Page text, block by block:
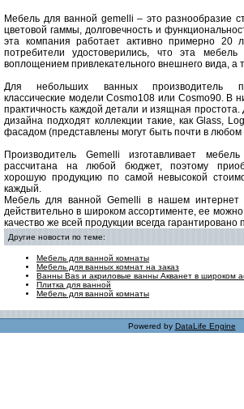
Мебель для ванной gemelli – это разнообразие
цветовой гаммы, долговечность и
эта компания работает активно примерно 20
потребители удостоверились, что эта
воплощением привлекательного внешнего вида, а
Для небольших ванных производитель
классические модели Cosmo108 или Cosmo90. В
практичность каждой детали и изящная простота.
дизайна подходят коллекции такие, как Glass,
фасадом (представлены могут быть почти в любом
Производитель Gemelli изготавливает
рассчитана на любой бюджет, поэтому
хорошую продукцию по самой невысокой
каждый.
Мебель для ванной Gemelli в нашем интернет
действительно в широком ассортименте, ее
качество же всей продукции всегда гарантировано
Другие новости по теме:
Мебель для ванной комнаты
Мебель для ванных комнат на заказ
Ванны Bas и акриловые ванны Акванет в широком
Плитка для ванной
Мебель для ванной комнаты
Powered by DataLife Engine